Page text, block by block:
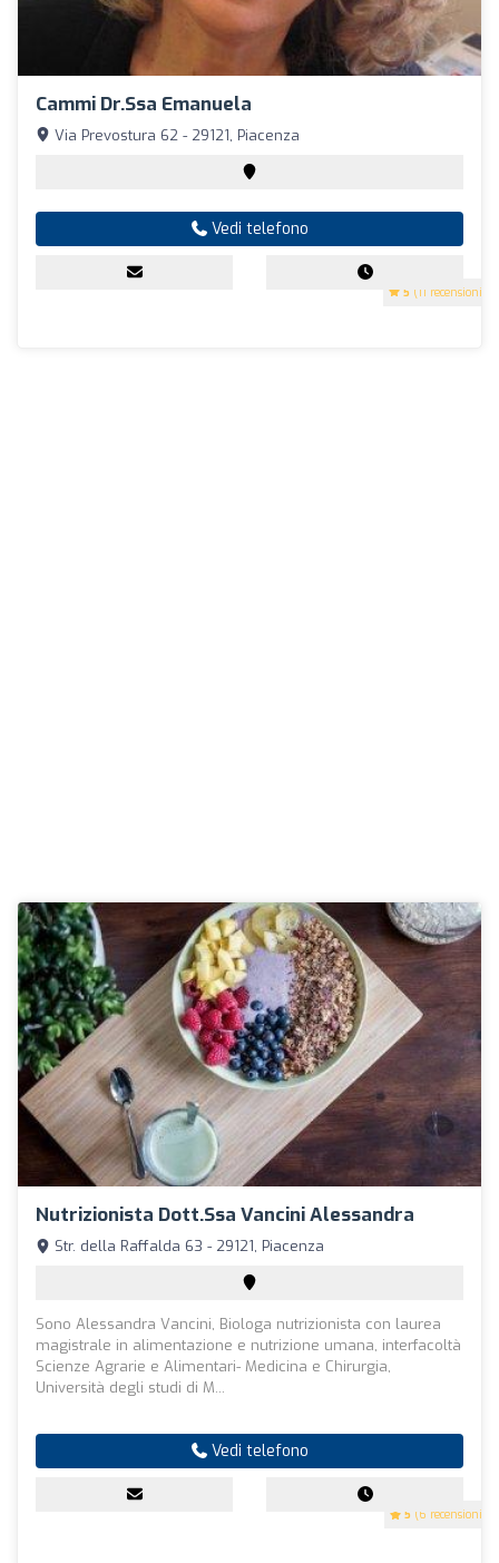
Cammi Dr.ssa Emanuela
5 (11 recensioni)
Via Prevostura 62 - 29121, Piacenza
Vedi telefono
Nutrizionista Dott.ssa Vancini Alessandra
5 (6 recensioni)
Str. della Raffalda 63 - 29121, Piacenza
Sono Alessandra Vancini, Biologa nutrizionista con laurea
magistrale in alimentazione e nutrizione umana, interfacoltà
Scienze Agrarie e Alimentari- Medicina e Chirurgia,
Università degli studi di M...
Vedi telefono